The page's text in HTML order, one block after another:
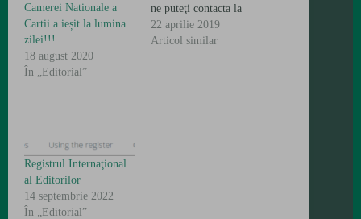
Camerei Nationale a
Cartii a ieșit la lumina
zilei!!!
18 august 2020
În „Editorial”
ne puteţi contacta la
număr Moldcell 076
066 453 şi la număr
22 aprilie 2019
Articol similar
Registrul Internaţional
al Editorilor
14 septembrie 2022
În „Editorial”